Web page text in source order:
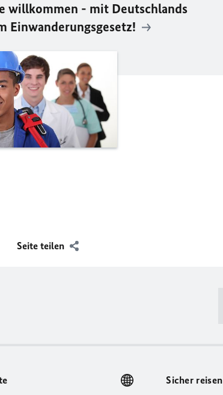
willkommen - mit Deutschlands
Einwanderungsgesetz!
Seite teilen
Sicher reisen